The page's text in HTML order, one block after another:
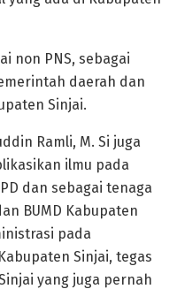
non PNS, sebagai
daerah dan
Sinjai.
Ramli, M. Si juga
ilmu pada
dan sebagai tenaga
BUMD Kabupaten
pada
Sinjai, tegas
yang juga pernah